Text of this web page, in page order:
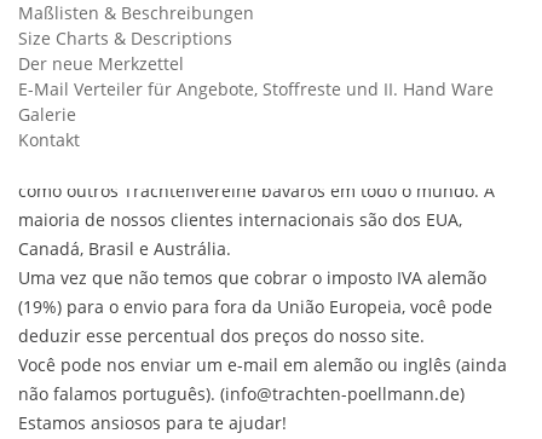
Maßlisten & Beschreibungen
Size Charts & Descriptions
Der neue Merkzettel
E-Mail Verteiler für Angebote, Stoffreste und II. Hand Ware
Galerie
Kontakt
A Trachten-Pöllmann pode fornecer-lhe autênticos trajes
bávaros, roupas e acessórios, da cabeça aos pés, para
mulheres, homens e crianças. Nós nos especializamos em
produtos artesanais, feitos sob medida e com
aconselhamento especializado.
como outros Trachtenvereine bávaros em todo o mundo. A
maioria de nossos clientes internacionais são dos EUA,
Canadá, Brasil e Austrália.
Uma vez que não temos que cobrar o imposto IVA alemão
(19%) para o envio para fora da União Europeia, você pode
deduzir esse percentual dos preços do nosso site.
Você pode nos enviar um e-mail em alemão ou inglês (ainda
não falamos português). (info@trachten-poellmann.de)
Estamos ansiosos para te ajudar!